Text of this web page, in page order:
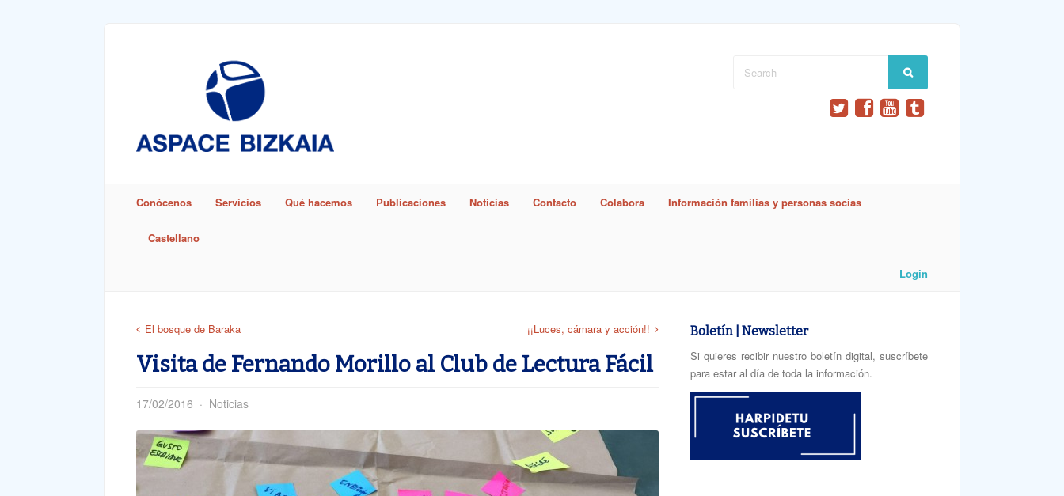
Conócenos Servicios Qué hacemos Publicaciones Noticias Contacto Colabora Información familias y personas socias
Castellano
Login
El bosque de Baraka ¡¡Luces, cámara y acción!!
Visita de Fernando Morillo al Club de Lectura Fácil
17/02/2016 Noticias
Boletín | Newsletter
Si quieres recibir nuestro boletín digital, suscríbete
para estar al día de toda la información.